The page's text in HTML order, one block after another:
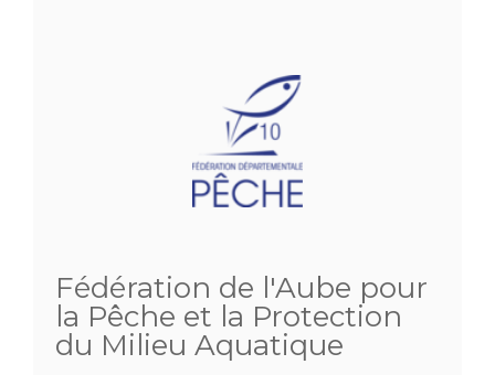
Fédération de l'Aube pour
la Pêche et la Protection
du Milieu Aquatique